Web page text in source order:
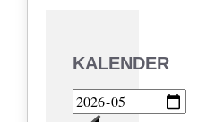
KALENDER